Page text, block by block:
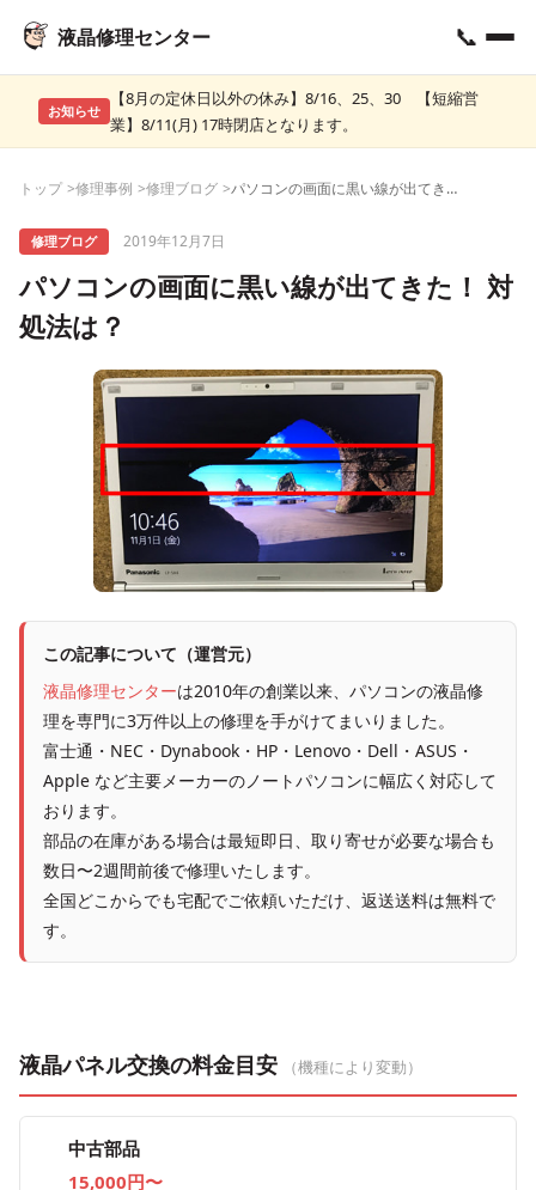
液晶修理センター 📞
お知らせ
【8月の定休日以外の休み】8/16、25、30 【短縮営
業】8/11(月) 17時閉店となります。
トップ 修理事例 修理ブログ パソコンの画面に黒い線が出てきた！ 対処法は？
修理ブログ 2019年12月7日
パソコンの画面に黒い線が出てきた！ 対
処法は？
この記事について（運営元）
液晶修理センターは2010年の創業以来、パソコンの液晶修
理を専門に3万件以上の修理を手がけてまいりました。
富士通・NEC・Dynabook・HP・Lenovo・Dell・ASUS・
Apple など主要メーカーのノートパソコンに幅広く対応して
おります。
部品の在庫がある場合は最短即日、取り寄せが必要な場合も
数日〜2週間前後で修理いたします。
全国どこからでも宅配でご依頼いただけ、返送送料は無料で
す。
液晶パネル交換の料金目安 （機種により変動）
中古部品
15,000円〜